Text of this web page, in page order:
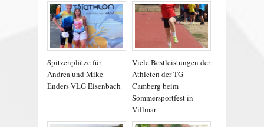
Spitzenplätze für
Andrea und Mike
Enders VLG Eisenbach
Viele Bestleistungen der
Athleten der TG
Camberg beim
Sommersportfest in
Villmar